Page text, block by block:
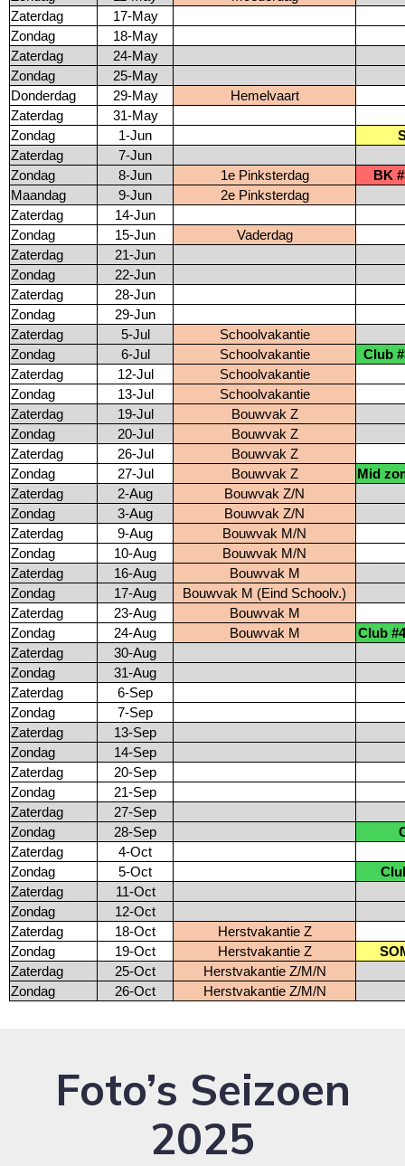
Zaterdag
17-May
Zondag
18-May
Zaterdag
24-May
Zondag
25-May
Donderdag
29-May
Hemelvaart
Zaterdag
31-May
Zondag
1-Jun
Zaterdag
7-Jun
Zondag
8-Jun 1e Pinksterdag
BK
Maandag
9-Jun
2e Pinksterdag
Zaterdag
14-Jun
Zondag
15-Jun
Vaderdag
Zaterdag
21-Jun
Zondag
22-Jun
Zaterdag
28-Jun
Zondag
29-Jun
Zaterdag
5-Jul
Schoolvakantie
Zondag
6-Jul Schoolvakantie
Club
Zaterdag
12-Jul
Schoolvakantie
Zondag
13-Jul
Schoolvakantie
Zaterdag
19-Jul
Bouwvak Z
Zondag
20-Jul
Bouwvak Z
Zaterdag
26-Jul
Bouwvak Z
Zondag
27-Jul Bouwvak Z
Mid
Zaterdag
2-Aug
Bouwvak Z/N
Zondag
3-Aug
Bouwvak Z/N
Zaterdag
9-Aug
Bouwvak M/N
Zondag
10-Aug
Bouwvak M/N
Zaterdag
16-Aug
Bouwvak M
Zondag
17-Aug
Bouwvak M (Eind Schoolv.)
Zaterdag
23-Aug
Bouwvak M
Zondag
24-Aug Bouwvak M
Club
Zaterdag
30-Aug
Zondag
31-Aug
Zaterdag
6-Sep
Zondag
7-Sep
Zaterdag
13-Sep
Zondag
14-Sep
Zaterdag
20-Sep
Zondag
21-Sep
Zaterdag
27-Sep
Zondag
28-Sep
Zaterdag
4-Oct
Zondag
5-Oct
Zaterdag
11-Oct
Zondag
12-Oct
Zaterdag
18-Oct
Herstvakantie Z
Zondag
19-Oct Herstvakantie Z
Zaterdag
25-Oct
Herstvakantie Z/M/N
Zondag
26-Oct Herstvakantie Z/M/N
Foto’s Seizoen
2025